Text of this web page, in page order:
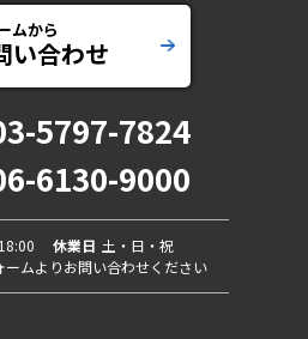
ムから
い合わせ
5797-7824
6130-9000
休業日 土・日・祝
ームよりお問い合わせください